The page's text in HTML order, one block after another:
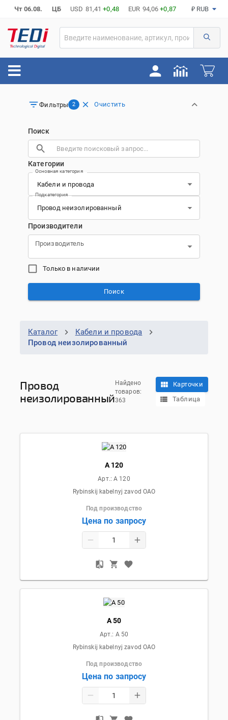
Чт 06.08. ЦБ USD 81,41 +0,48 EUR 94,06 +0,87 ₽ RUB
Фильтры 2 Очистить
Поиск
Категории
Основная категория
Подкатегория
Производители
Производитель
Только в наличии
Поиск
Каталог
Кабели и провода
Провод неизолированный
Провод
неизолированный
Найдено
товаров:
363
Карточки
Таблица
А 120
Арт.:А 120
Rybinskij kabelnyj zavod OAO
Под производство
Цена по запросу
А 50
Арт.: А 50
Rybinskij kabelnyj zavod OAO
Под производство
Цена по запросу